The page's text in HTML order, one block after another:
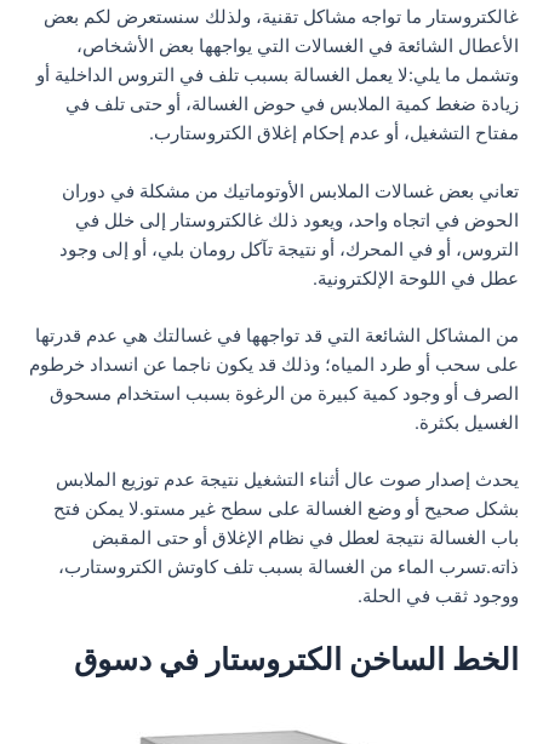
غالكتروستار ما تواجه مشاكل تقنية، ولذلك سنستعرض لكم بعض
الأعطال الشائعة في الغسالات التي يواجهها بعض الأشخاص،
وتشمل ما يلي:لا يعمل الغسالة بسبب تلف في التروس الداخلية أو
زيادة ضغط كمية الملابس في حوض الغسالة، أو حتى تلف في
مفتاح التشغيل، أو عدم إحكام إغلاق الكتروستارب.
تعاني بعض غسالات الملابس الأوتوماتيك من مشكلة في دوران
الحوض في اتجاه واحد، ويعود ذلك غالكتروستار إلى خلل في
التروس، أو في المحرك، أو نتيجة تآكل رومان بلي، أو إلى وجود
عطل في اللوحة الإلكترونية.
من المشاكل الشائعة التي قد تواجهها في غسالتك هي عدم قدرتها
على سحب أو طرد المياه؛ وذلك قد يكون ناجما عن انسداد خرطوم
الصرف أو وجود كمية كبيرة من الرغوة بسبب استخدام مسحوق
الغسيل بكثرة.
يحدث إصدار صوت عال أثناء التشغيل نتيجة عدم توزيع الملابس
بشكل صحيح أو وضع الغسالة على سطح غير مستو.لا يمكن فتح
باب الغسالة نتيجة لعطل في نظام الإغلاق أو حتى المقبض
ذاته.تسرب الماء من الغسالة بسبب تلف كاوتش الكتروستارب،
ووجود ثقب في الحلة.
الخط الساخن الكتروستار في دسوق